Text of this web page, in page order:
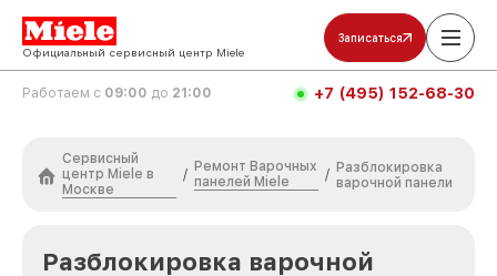
Официальный сервисный центр Miele
Записаться
Работаем с 09:00 до 21:00 +7 (495) 152-68-30
Сервисный
центр Miele в
Москве
/
Ремонт Варочных
панелей Miele
/ Разблокировка
варочной панели
Разблокировка варочной